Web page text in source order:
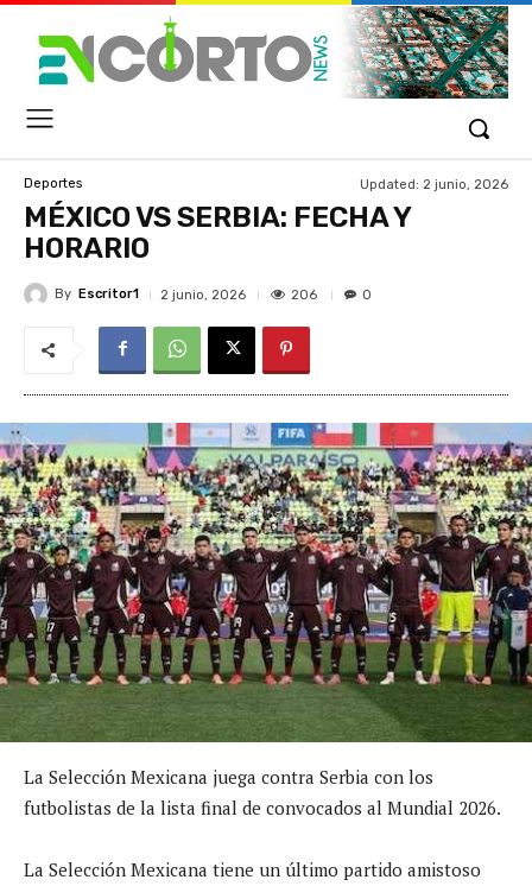
Deportes Updated: 2 junio, 2026
MÉXICO VS SERBIA: FECHA Y
HORARIO
By Escritor1 2 junio, 2026 206 0
La Selección Mexicana juega contra Serbia con los
futbolistas de la lista final de convocados al Mundial 2026.
La Selección Mexicana tiene un último partido amistoso